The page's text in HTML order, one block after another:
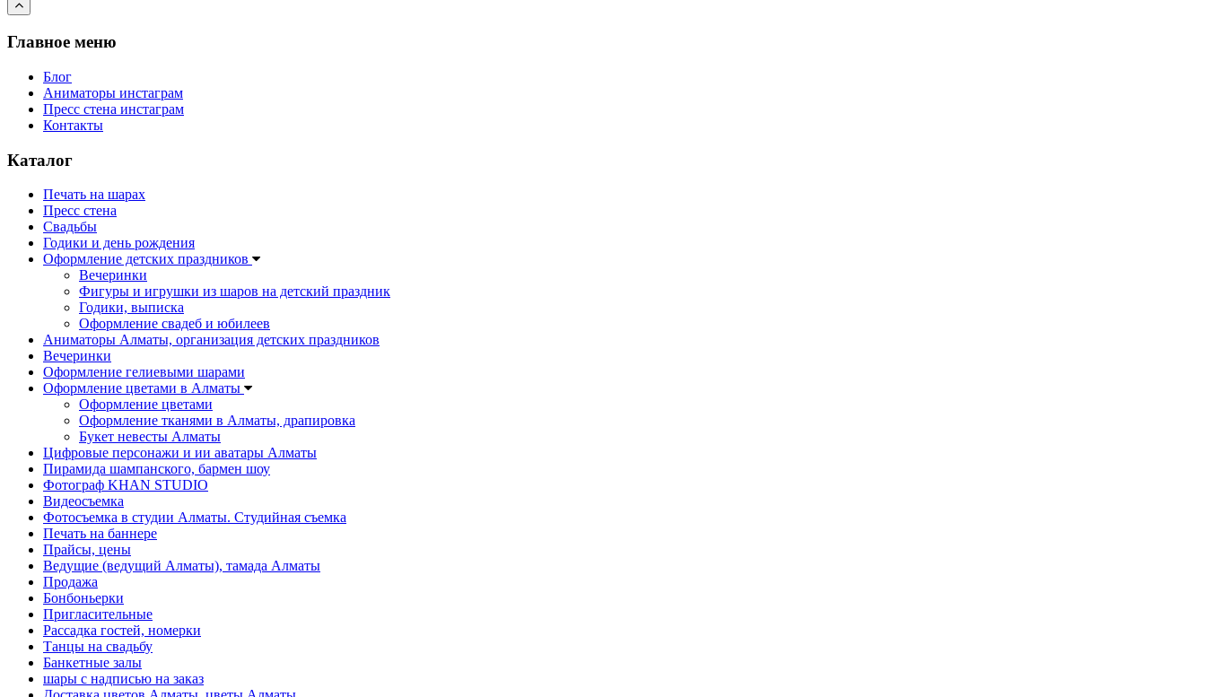
Главное меню
Блог
Аниматоры инстаграм
Пресс стена инстаграм
Контакты
Каталог
Печать на шарах
Пресс стена
Свадьбы
Годики и день рождения
Оформление детских праздников
Вечеринки
Фигуры и игрушки из шаров на детский праздник
Годики, выписка
Оформление свадеб и юбилеев
Аниматоры Алматы, организация детских праздников
Вечеринки
Оформление гелиевыми шарами
Оформление цветами в Алматы
Оформление цветами
Оформление тканями в Алматы, драпировка
Букет невесты Алматы
Цифровые персонажи и ии аватары Алматы
Пирамида шампанского, бармен шоу
Фотограф KHAN STUDIO
Видеосъемка
Фотосъемка в студии Алматы. Студийная съемка
Печать на баннере
Прайсы, цены
Ведущие (ведущий Алматы), тамада Алматы
Продажа
Бонбоньерки
Пригласительные
Рассадка гостей, номерки
Танцы на свадьбу
Банкетные залы
шары с надписью на заказ